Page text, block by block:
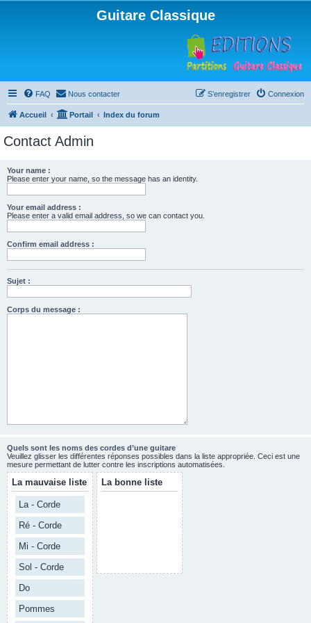
Guitare Classique
FAQ Nous contacter Connexion
S’enregistrer
Accueil Portail Index du forum
Contact Admin
Your name :
Please enter your name, so the message has an identity.
Your email address :
Please enter a valid email address, so we can contact you.
Confirm email address :
Sujet :
Corps du message :
Quels sont les noms des cordes d’une guitare
Veuillez glisser les différentes réponses possibles dans la liste appropriée. Ceci est une
mesure permettant de lutter contre les inscriptions automatisées.
La mauvaise liste
La - Corde
Ré - Corde
Mi - Corde
Sol - Corde
Do
Pommes
La bonne liste